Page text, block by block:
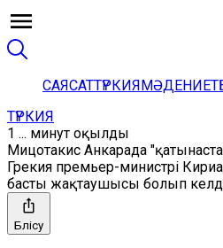
САЯСАТТҮРКИЯМӘДЕНИЕТ
ТҮРКИЯ
1 ... минут оқылды
Мицотакис Анкарада
Грекия премьер-министрі
басты жақтаушысы болып
Бөлісу